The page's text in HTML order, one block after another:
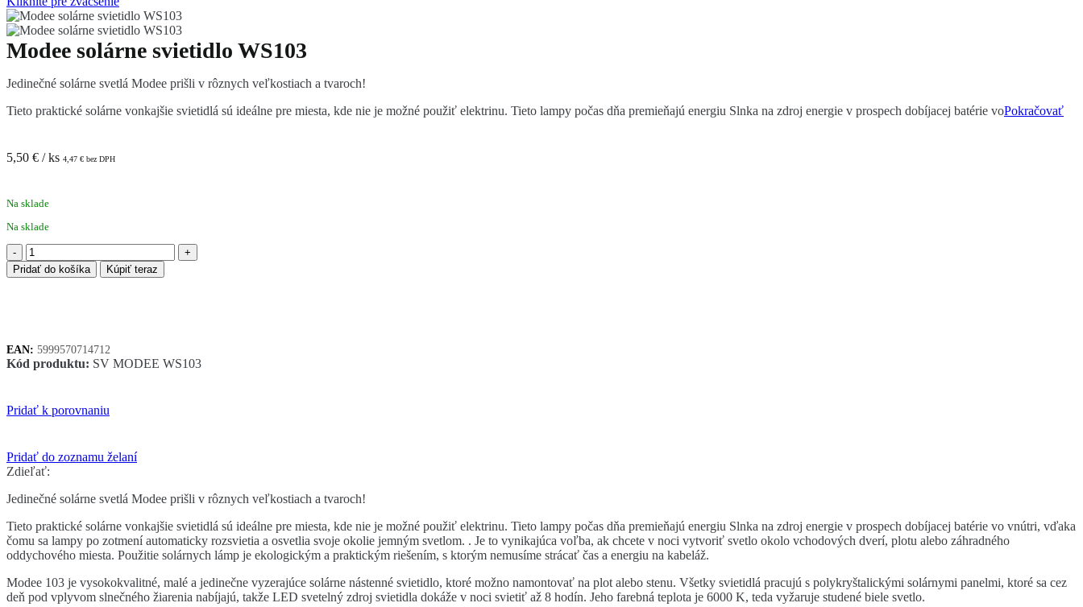
Modee solárne svietidlo WS103
Jedinečné solárne svetlá Modee prišli v rôznych veľkostiach a tvaroch!
Tieto praktické solárne vonkajšie svietidlá sú ideálne pre miesta, kde nie je možné použiť elektrinu. Tieto lampy počas dňa premieňajú energiu Slnka na zdroj energie v prospech dobíjacej batérie voPokračovať
5,50 € / ks 4,47 € bez DPH
Na sklade
Na sklade
množstvo
Modee
solárne
Pridať do košíka Kúpiť teraz
EAN: 5999570714712
Kód produktu: SV MODEE WS103
Pridať k porovnaniu
Pridať do zoznamu želaní
Zdieľať:
Jedinečné solárne svetlá Modee prišli v rôznych veľkostiach a tvaroch!
Tieto praktické solárne vonkajšie svietidlá sú ideálne pre miesta, kde nie je možné použiť elektrinu. Tieto lampy počas dňa premieňajú energiu Slnka na zdroj energie v prospech dobíjacej batérie vo vnútri, vďaka
čomu sa lampy po zotmení automaticky rozsvietia a osvetlia svoje okolie jemným svetlom. . Je to vynikajúca voľba, ak chcete v noci vytvoriť svetlo okolo vchodových dverí, plotu alebo záhradného
oddychového miesta. Použitie solárnych lámp je ekologickým a praktickým riešením, s ktorým nemusíme strácať čas a energiu na kabeláž.
Modee 103 je vysokokvalitné, malé a jedinečne vyzerajúce solárne nástenné svietidlo, ktoré možno namontovať na plot alebo stenu. Všetky svietidlá pracujú s polykryštalickými solárnymi panelmi, ktoré sa cez
deň pod vplyvom slnečného žiarenia nabíjajú, takže LED svetelný zdroj svietidla dokáže v noci svietiť až 8 hodín. Jeho farebná teplota je 6000 K, teda vyžaruje studené biele svetlo.